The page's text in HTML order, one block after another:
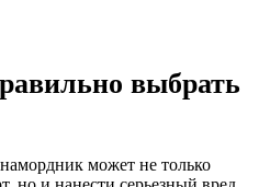
выбрать
может не только